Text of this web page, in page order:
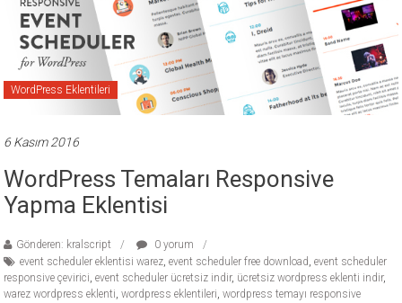
ücretli
temalar,
wordpress
temaları,
php
theme
sitesi.
WordPress Eklentileri
6 Kasım 2016
WordPress Temaları Responsive
Yapma Eklentisi
Gönderen: kralscript
0 yorum
event scheduler eklentisi warez,event scheduler free download,event scheduler
responsive çevirici,event scheduler ücretsiz indir, ücretsiz wordpress eklenti indir,
warez wordpress eklenti,wordpress eklentileri,wordpress temayı responsive